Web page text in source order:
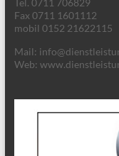
Tel. 0711 706829
Fax 0711 1601112
mobil 0152 21622115
Mail:
Web: